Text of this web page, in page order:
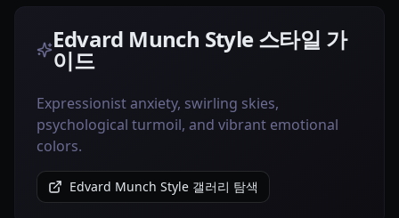
Edvard Munch Style 스타일 가
이드
Expressionist anxiety, swirling skies,
psychological turmoil, and vibrant emotional
colors.
Edvard Munch Style 갤러리 탐색